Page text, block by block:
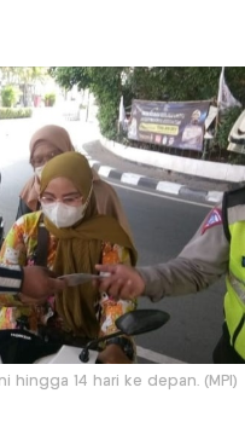
hingga 14 hari ke depan. (MPI)